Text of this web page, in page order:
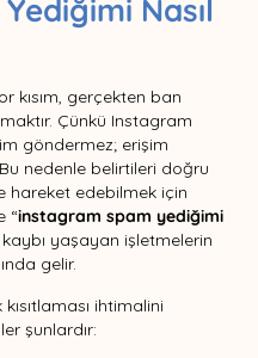
Nasıl
kısım, gerçekten ban
Çünkü Instagram
göndermez; erişim
nedenle belirtileri doğru
hareket edebilmek için
“instagram spam yediğimi
yaşayan işletmelerin
gelir.
ihtimalini
şunlardır: